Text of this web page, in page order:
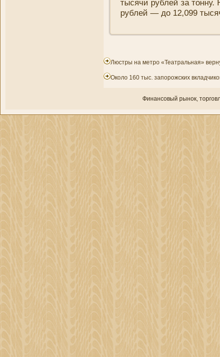
тысячи рублей за
рублей — до 12,099
Люстры на метро «Театральная»
Около 160 тыс. запорожских
Финансовый рынок,